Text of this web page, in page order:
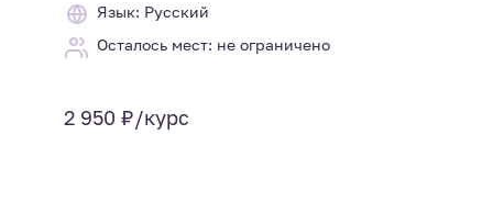
Язык: Русский
Осталось мест: не ограничено
2 950 ₽/курс